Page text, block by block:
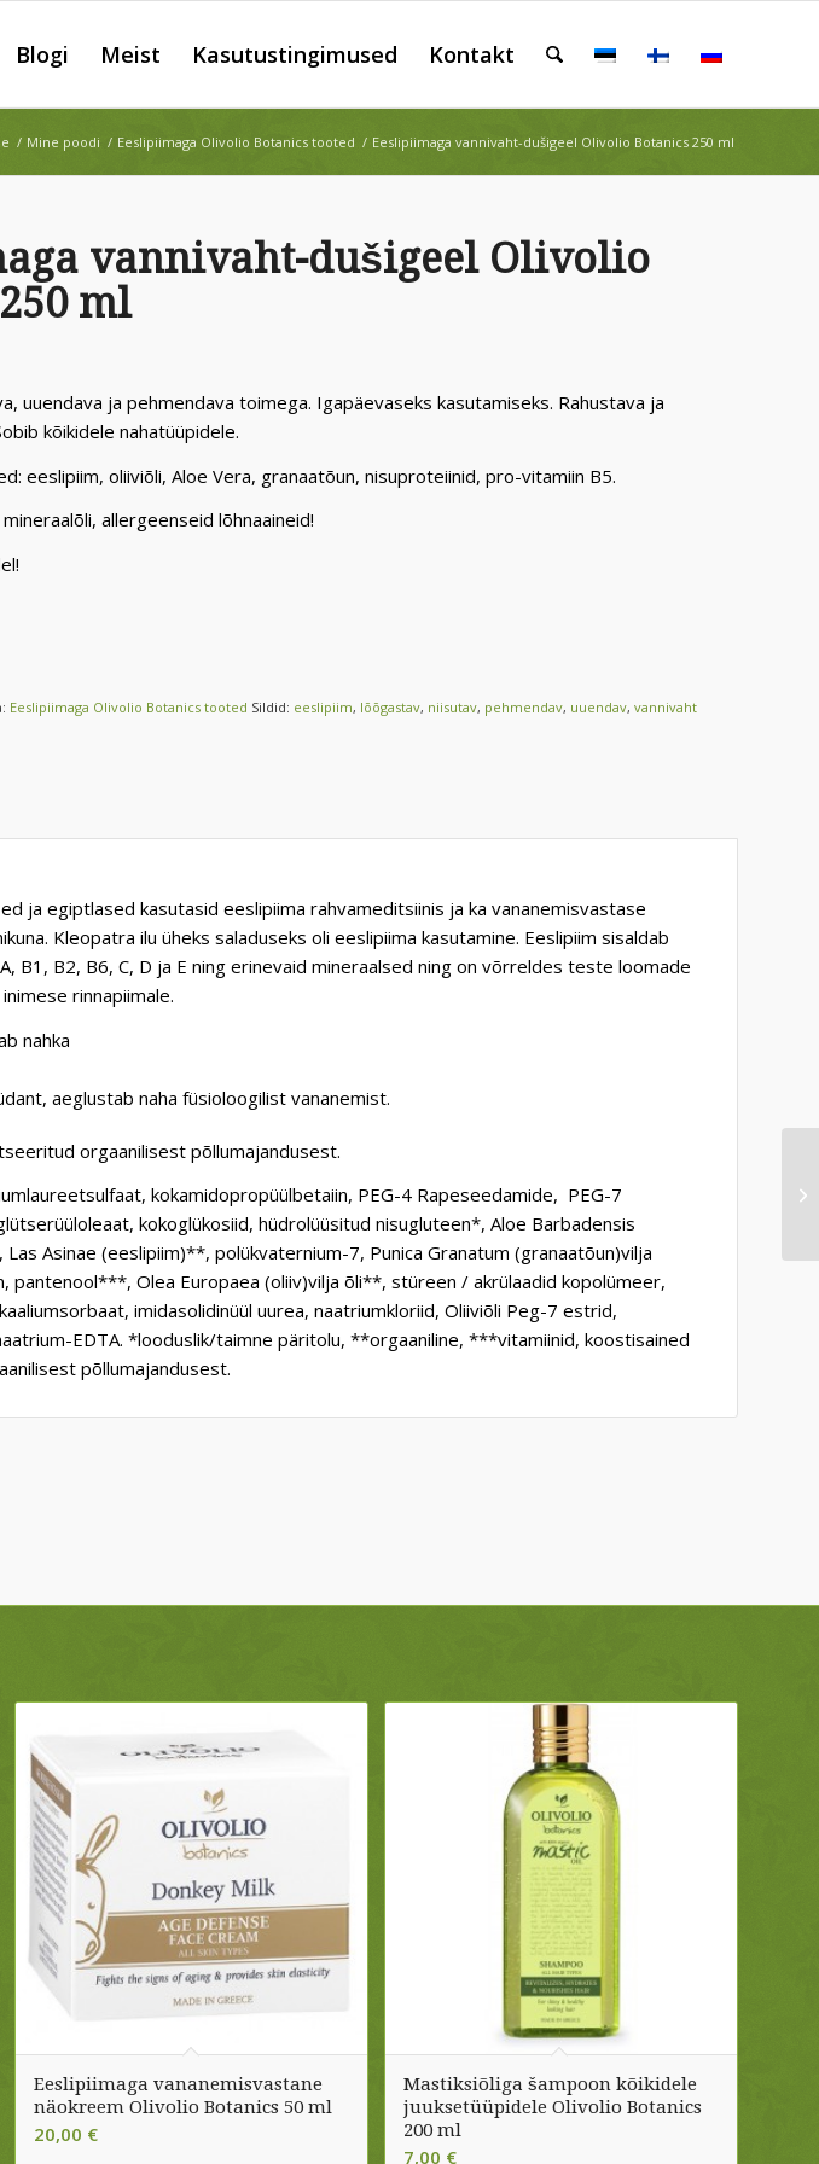
Blogi Meist Kasutustingimused Kontakt
/ Mine poodi / Eeslipiimaga Olivolio Botanics tooted / Eeslipiimaga vannivaht-dušigeel Olivolio Botanics 250 ml
vannivaht-dušigeel Olivolio
ml
uuendava ja pehmendava toimega. Igapäevaseks kasutamiseks. Rahustava ja
kõikidele nahatüüpidele.
eeslipiim, oliiviõli, Aloe Vera, granaatõun, nisuproteiinid, pro-vitamiin B5.
allergeenseid lõhnaaineid!
Eeslipiimaga Olivolio Botanics tooted Sildid: eeslipiim, lõõgastav, niisutav, pehmendav, uuendav,vannivaht
ja egiptlased kasutasid eeslipiima rahvameditsiinis ja ka vananemisvastase
Kleopatra ilu üheks saladuseks oli eeslipiima kasutamine. Eeslipiim sisaldab
B1, B2, B6, C, D ja E ning erinevaid mineraalsed ning on võrreldes teste loomade
rinnapiimale.
nahka
aeglustab naha füsioloogilist vananemist.
orgaanilisest põllumajandusest.
kokamidopropüülbetaiin, PEG-4 Rapeseedamide, PEG-7
kokoglükosiid, hüdrolüüsitud nisugluteen*, Aloe Barbadensis
Asinae (eeslipiim)**, polükvaternium-7, Punica Granatum (granaatõun)vilja
pantenool***, Olea Europaea (oliiv)vilja õli**, stüreen / akrülaadid kopolümeer,
imidasolidinüül uurea, naatriumkloriid, Oliiviõli Peg-7 estrid,
EDTA. *looduslik/taimne päritolu, **orgaaniline, ***vitamiinid, koostisained
põllumajandusest.
Eeslipiimaga vananemisvastane
näokreem Olivolio Botanics 50 ml
20,00 €
Mastiksiõliga šampoon kõikidele
juuksetüüpidele Olivolio Botanics
200 ml
7,00 €